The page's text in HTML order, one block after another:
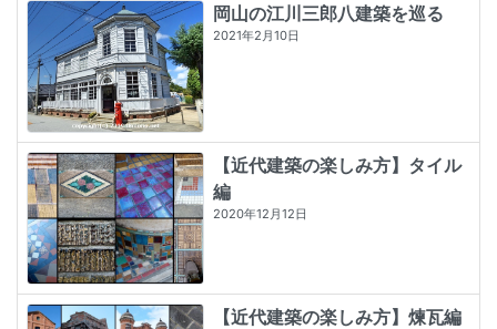
岡山の江川三郎八建築を巡る
2021年2月10日
【近代建築の楽しみ方】タイル
編
2020年12月12日
【近代建築の楽しみ方】煉瓦編